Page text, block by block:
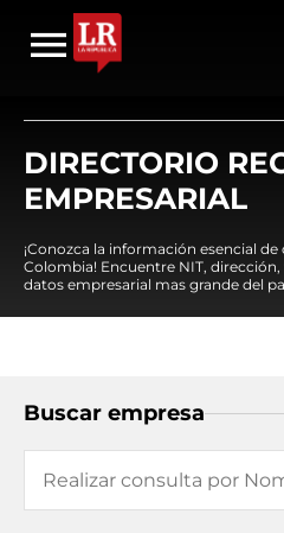
DIRECTORIO
EMPRESARIAL
¡Conozca la información esencial
Colombia! Encuentre NIT,
datos empresarial mas grande del
Buscar empresa